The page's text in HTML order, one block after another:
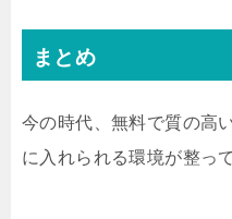
まとめ
今の時代、無料で質の高
に入れられる環境が整っ